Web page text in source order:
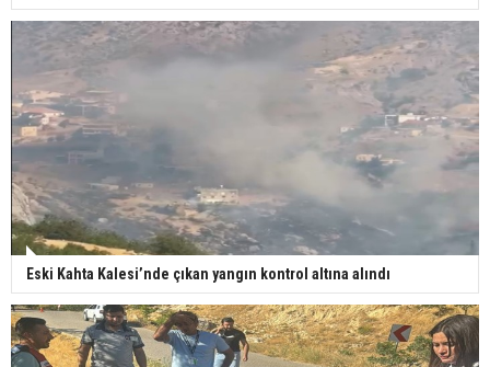
Eski Kahta Kalesi’nde çıkan yangın kontrol altına alındı